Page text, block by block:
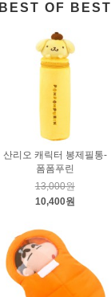
BEST OF BEST
산리오 캐릭터 봉제필통-
폼폼푸린
13,000원
10,400원